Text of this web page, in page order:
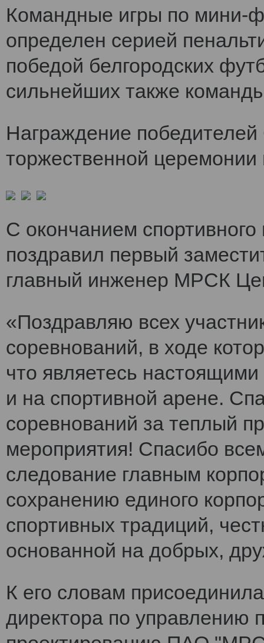
Командные игры по мини-
определен серией
победой белгородских
сильнейших также
Награждение
торжественной
С окончанием
поздравил первый
главный инженер МРСК
«Поздравляю всех
соревнований, в ходе
что являетесь
и на спортивной арене.
соревнований за теплый
мероприятия! Спасибо
следование главным
сохранению единого
спортивных традиций,
основанной на добрых,
К его словам
директора по управлению